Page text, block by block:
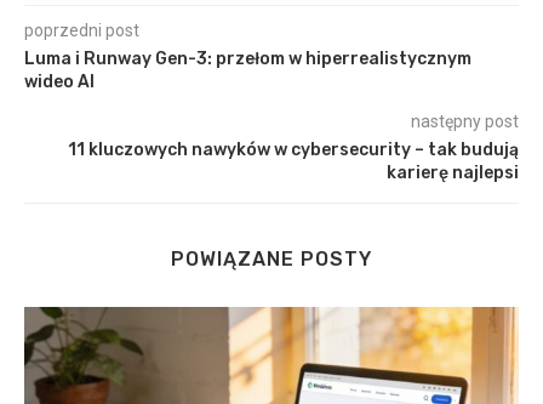
poprzedni post
Luma i Runway Gen-3: przełom w hiperrealistycznym
wideo AI
następny post
11 kluczowych nawyków w cybersecurity – tak budują
karierę najlepsi
POWIĄZANE POSTY